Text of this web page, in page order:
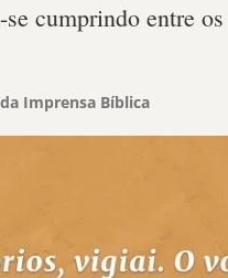
cumprindo entre
Imprensa Bíblica